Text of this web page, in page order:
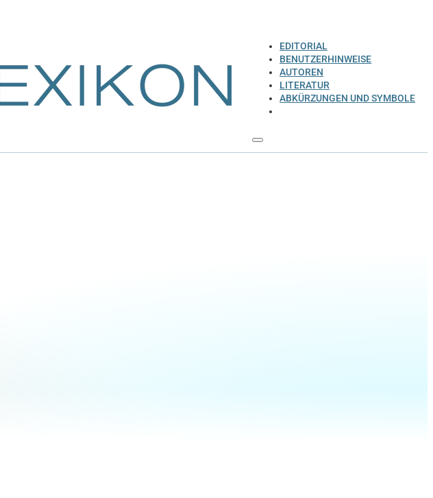
EDITORIAL
BENUTZERHINWEISE
AUTOREN
LITERATUR
ABKÜRZUNGEN UND SYMBOLE